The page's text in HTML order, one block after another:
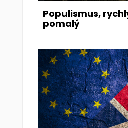
Populismus,
pomalý